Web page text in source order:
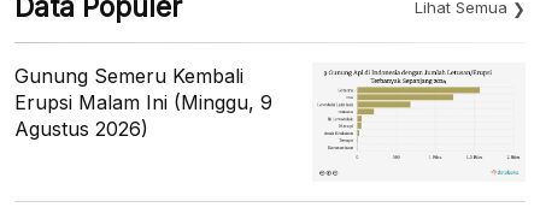
Data Populer Lihat Semua
Gunung Semeru Kembali
Erupsi Malam Ini (Minggu, 9
Agustus 2026)